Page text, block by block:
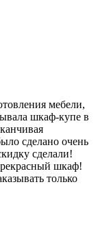
мебели,
шкаф-купе в
сделано очень
сделали!
шкаф!
только